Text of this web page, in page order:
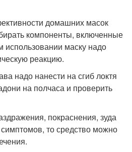
домашних масок
компоненты, включенные
использовании маску надо
реакцию.
надо нанести на сгиб локтя
на полчаса и проверить
покраснения, зуда
то средство можно